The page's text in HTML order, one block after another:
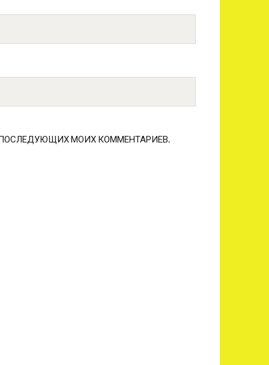
ПОСЛЕДУЮЩИХ МОИХ КОММЕНТАРИЕВ.